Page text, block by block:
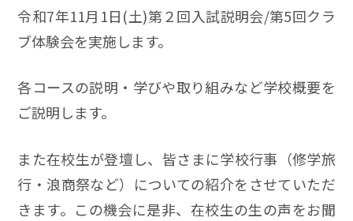
令和7年11月1日(土)第２回入試説明会/第5回クラ
ブ体験会を実施します。
各コースの説明・学びや取り組みなど学校概要を
ご説明します。
また在校生が登壇し、皆さまに学校行事（修学旅
行・浪商祭など）についての紹介をさせていただ
きます。この機会に是非、在校生の生の声をお聞